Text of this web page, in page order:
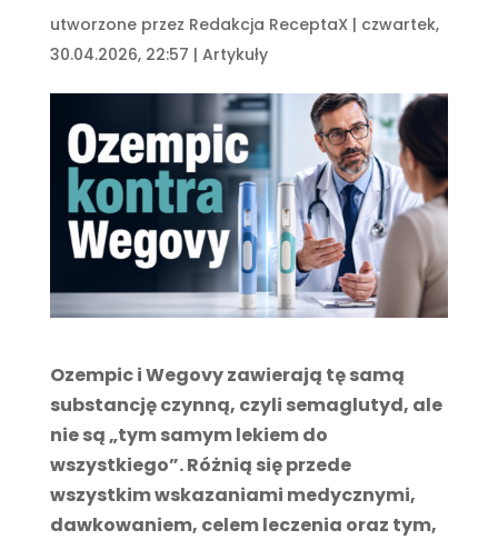
utworzone przez Redakcja ReceptaX| czwartek,
30.04.2026, 22:57 | Artykuły
Ozempic i Wegovy zawierają tę samą
substancję czynną, czyli semaglutyd, ale
nie są „tym samym lekiem do
wszystkiego”. Różnią się przede
wszystkim wskazaniami medycznymi,
dawkowaniem, celem leczenia oraz tym,